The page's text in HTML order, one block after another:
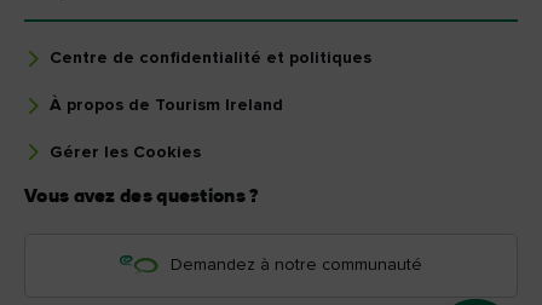
Centre de confidentialité et politiques
À propos de Tourism Ireland
Gérer les Cookies
Vous avez des questions ?
Demandez à notre communauté